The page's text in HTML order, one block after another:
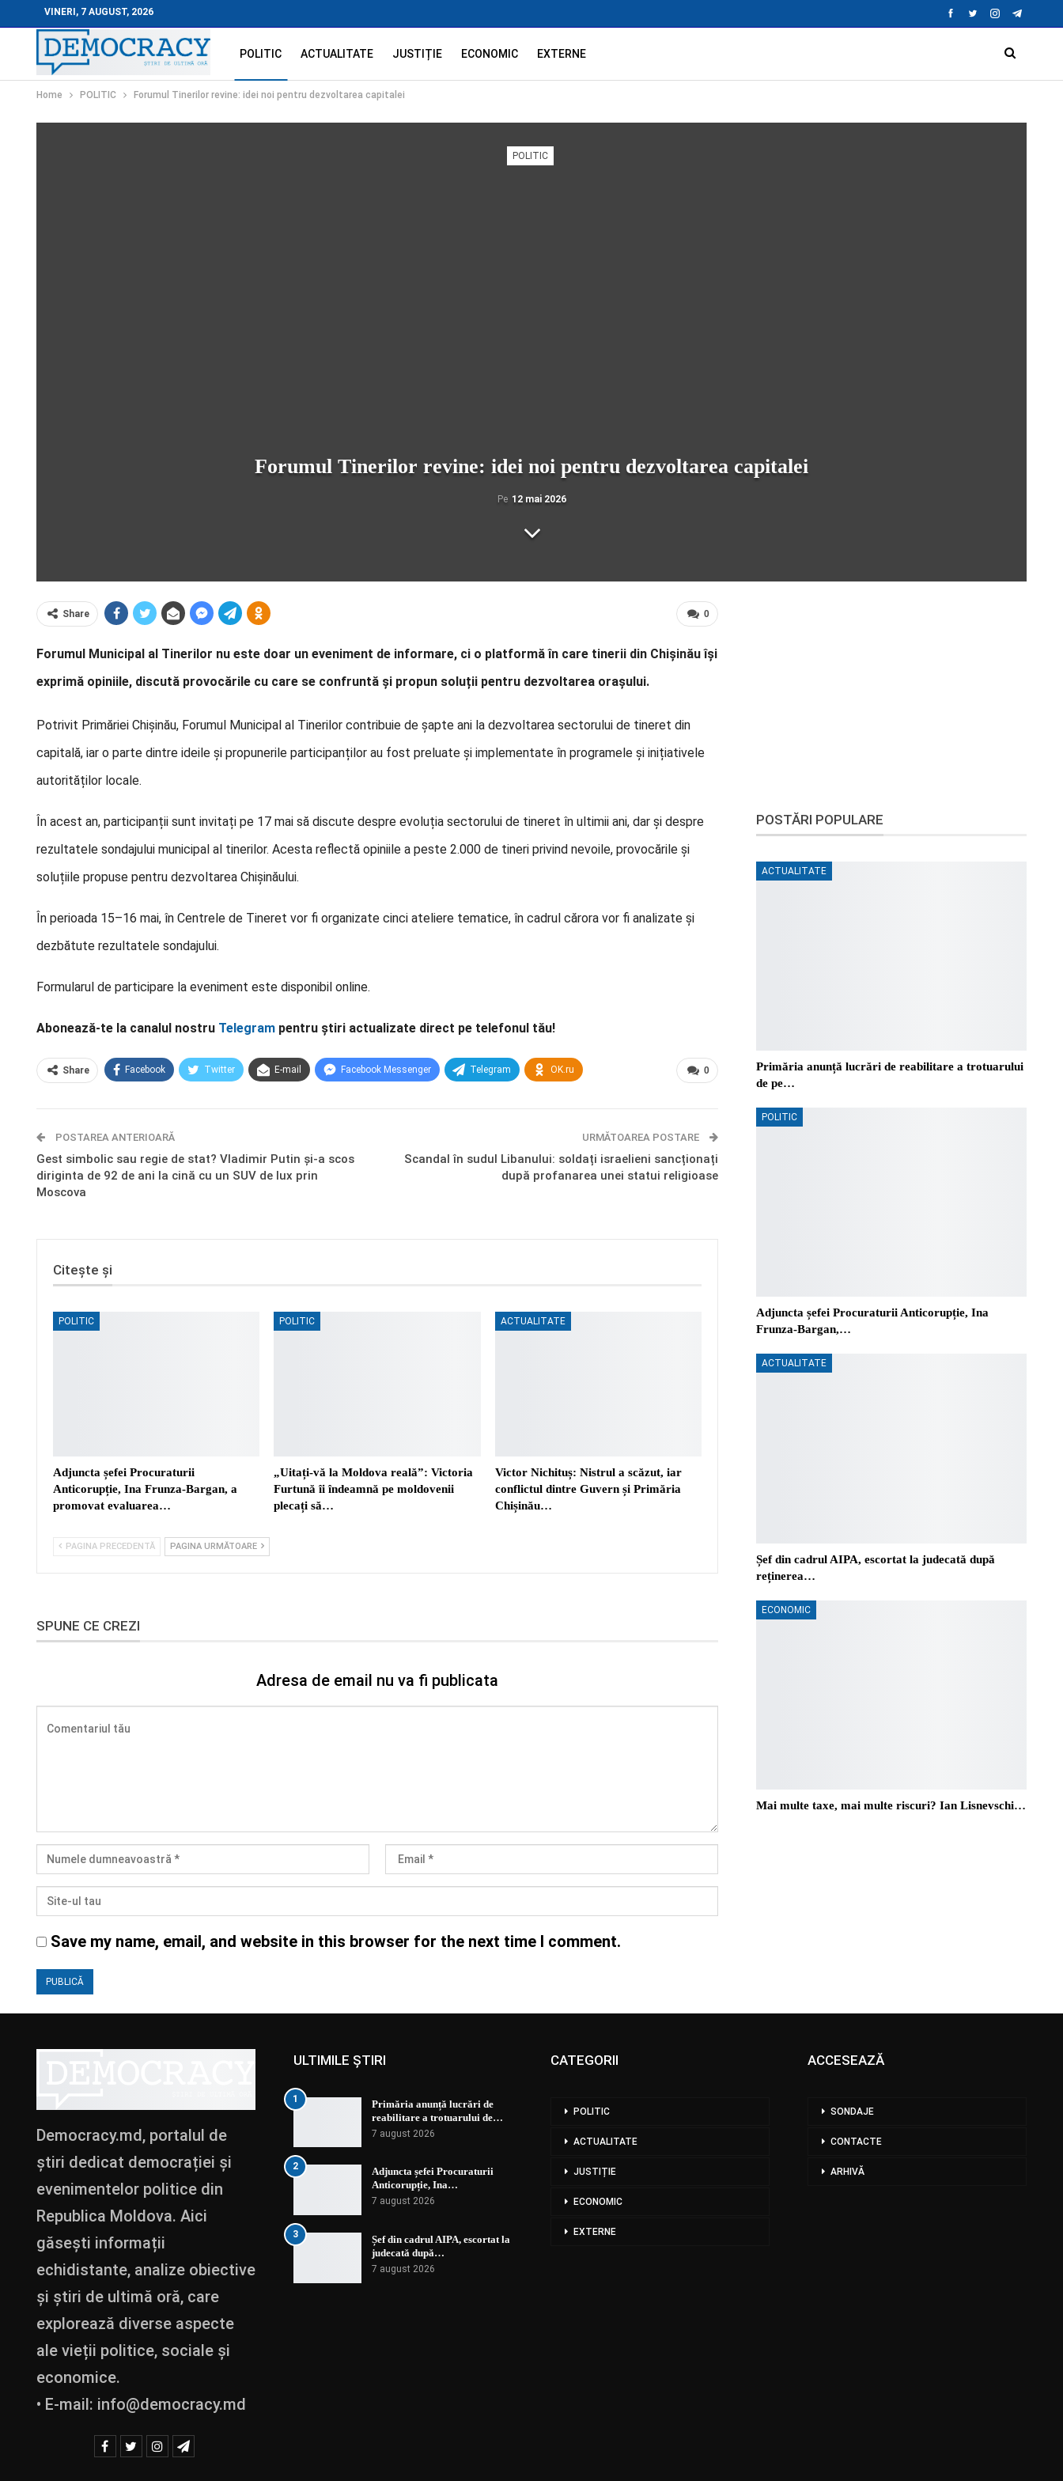
VINERI, 7 AUGUST, 2026
POLITIC ACTUALITATE JUSTIȚIE ECONOMIC EXTERNE
Home POLITIC Forumul Tinerilor revine: idei noi pentru dezvoltarea capitalei
POLITIC
Forumul Tinerilor revine: idei noi pentru dezvoltarea capitalei
Pe 12 mai 2026
0
Share
Forumul Municipal al Tinerilor nu este doar un eveniment de informare, ci o platformă în care tinerii din Chișinău își
exprimă opiniile, discută provocările cu care se confruntă și propun soluții pentru dezvoltarea orașului.
Potrivit Primăriei Chișinău, Forumul Municipal al Tinerilor contribuie de șapte ani la dezvoltarea sectorului de tineret din
capitală, iar o parte dintre ideile și propunerile participanților au fost preluate și implementate în programele și inițiativele
autorităților locale.
În acest an, participanții sunt invitați pe 17 mai să discute despre evoluția sectorului de tineret în ultimii ani, dar și despre
rezultatele sondajului municipal al tinerilor. Acesta reflectă opiniile a peste 2.000 de tineri privind nevoile, provocările și
soluțiile propuse pentru dezvoltarea Chișinăului.
În perioada 15–16 mai, în Centrele de Tineret vor fi organizate cinci ateliere tematice, în cadrul cărora vor fi analizate și
dezbătute rezultatele sondajului.
Formularul de participare la eveniment este disponibil online.
Abonează-te la canalul nostru Telegram pentru știri actualizate direct pe telefonul tău!
0
Share Facebook Twitter E-mail Facebook Messenger Telegram OK.ru
POSTAREA ANTERIOARĂ
Gest simbolic sau regie de stat? Vladimir Putin și-a scos
diriginta de 92 de ani la cină cu un SUV de lux prin
Moscova
URMĂTOAREA POSTARE
Scandal în sudul Libanului: soldați israelieni sancționați
după profanarea unei statui religioase
Citește și
POLITIC
Adjuncta șefei Procuraturii
Anticorupție, Ina Frunza-Bargan, a
promovat evaluarea…
POLITIC
„Uitați-vă la Moldova reală”: Victoria
Furtună îi îndeamnă pe moldovenii
plecați să…
ACTUALITATE
Victor Nichituș: Nistrul a scăzut, iar
conflictul dintre Guvern și Primăria
Chișinău…
PAGINA PRECEDENTĂ PAGINA URMĂTOARE
SPUNE CE CREZI
Adresa de email nu va fi publicata
Save my name, email, and website in this browser for the next time I comment.
POSTĂRI POPULARE
ACTUALITATE
Primăria anunță lucrări de reabilitare a trotuarului
de pe…
POLITIC
Adjuncta șefei Procuraturii Anticorupție, Ina
Frunza-Bargan,…
ACTUALITATE
Șef din cadrul AIPA, escortat la judecată după
reținerea…
ECONOMIC
Mai multe taxe, mai multe riscuri? Ian Lisnevschi…
Democracy.md, portalul de
știri dedicat democrației și
evenimentelor politice din
Republica Moldova. Aici
găsești informații
echidistante, analize obiective
și știri de ultimă oră, care
explorează diverse aspecte
ale vieții politice, sociale și
economice.
• E-mail: info@democracy.md
ULTIMILE ȘTIRI
1
Primăria anunță lucrări de
reabilitare a trotuarului de…
7 august 2026
2
Adjuncta șefei Procuraturii
Anticorupție, Ina…
7 august 2026
3
Șef din cadrul AIPA, escortat la
judecată după…
7 august 2026
CATEGORII
POLITIC
ACTUALITATE
JUSTIȚIE
ECONOMIC
EXTERNE
ACCESEAZĂ
SONDAJE
CONTACTE
ARHIVĂ